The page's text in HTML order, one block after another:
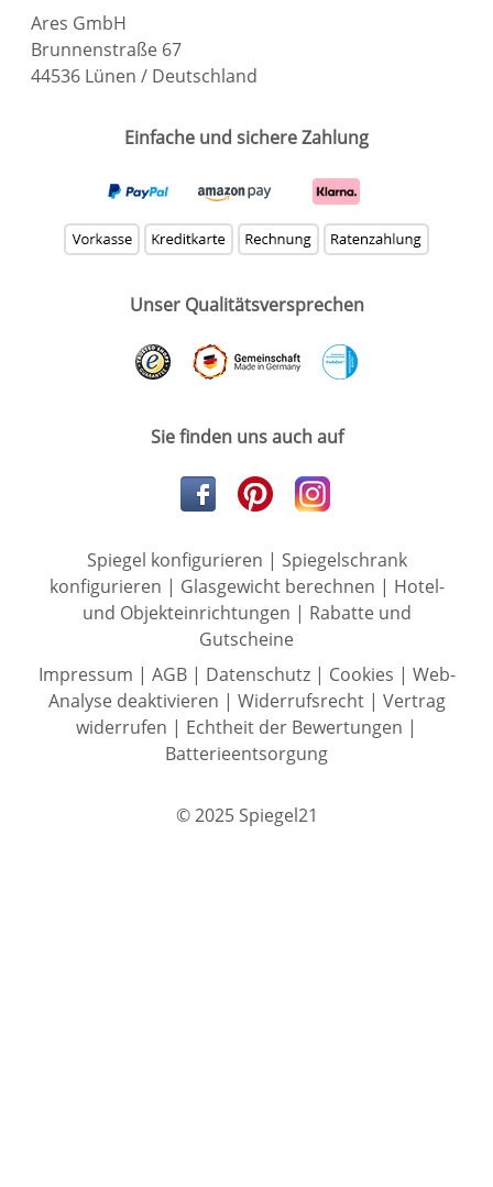
Ares GmbH
Brunnenstraße 67
44536 Lünen / Deutschland
Einfache und sichere Zahlung
Unser Qualitätsversprechen
Sie finden uns auch auf
Spiegel konfigurieren | Spiegelschrank
konfigurieren | Glasgewicht berechnen | Hotel-
und Objekteinrichtungen | Rabatte und
Gutscheine
Impressum | AGB| Datenschutz| Cookies | Web-
Analyse deaktivieren | Widerrufsrecht| Vertrag
widerrufen | Echtheit der Bewertungen |
Batterieentsorgung
© 2025 Spiegel21